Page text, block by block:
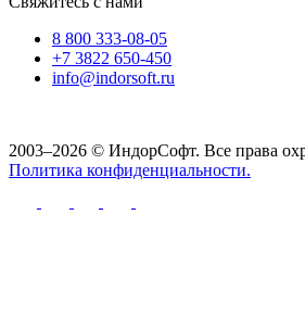
8 800 333-08-05
+7 3822 650-450
info@indorsoft.ru
2003–2026 © ИндорСофт. Все права
Политика конфиденциальности.